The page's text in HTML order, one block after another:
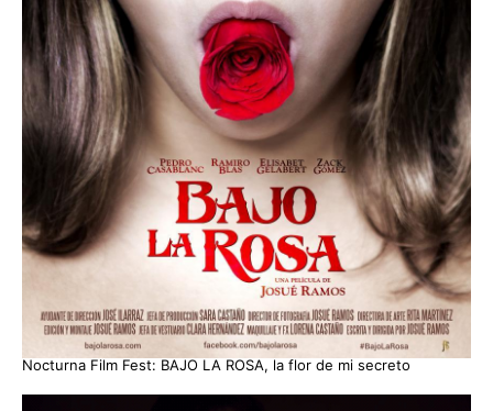
Nocturna Film Fest: BAJO LA ROSA, la flor de mi secreto